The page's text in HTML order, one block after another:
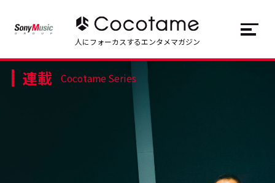
トップ Top
JP EN
人にフォーカスするエンタメマガジン
連載 Cocotame Series